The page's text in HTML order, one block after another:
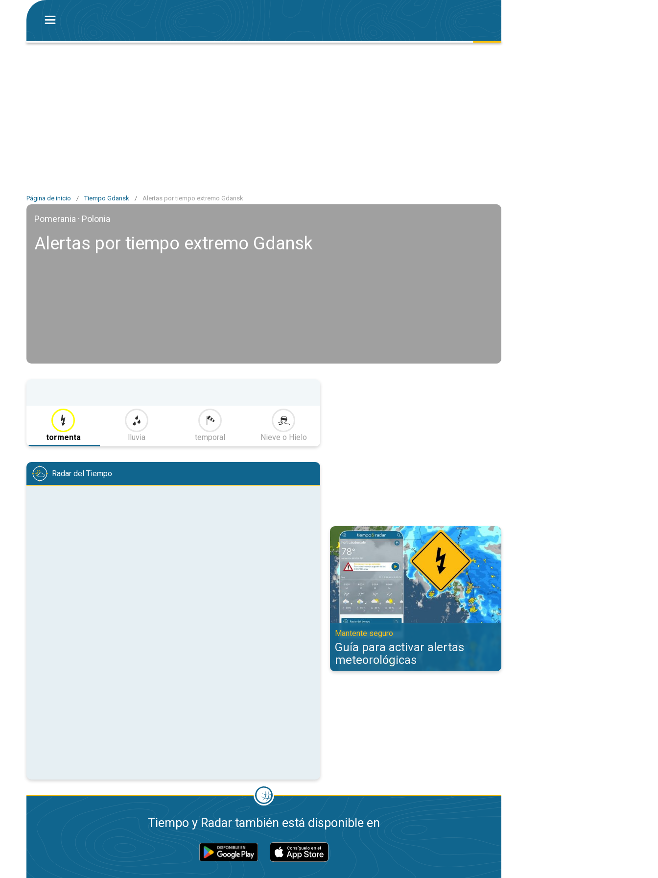
Página de inicio / Tiempo Gdansk / Alertas por tiempo extremo Gdansk
Pomerania · Polonia
Alertas por tiempo extremo Gdansk
tormenta lluvia temporal Nieve o Hielo
Radar del Tiempo
Guía para activar alertas meteorológicas. Mantente seguro. . .
Mantente seguro
Guía para activar alertas
meteorológicas
Tiempo y Radar también está disponible en